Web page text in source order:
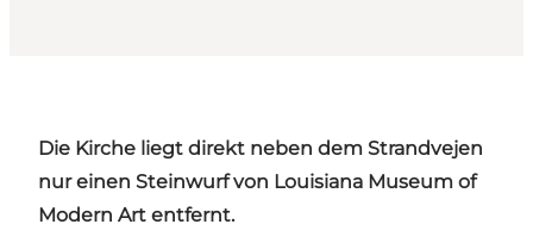
Die Kirche liegt direkt neben dem Strandvejen
nur einen Steinwurf von Louisiana Museum of
Modern Art entfernt.